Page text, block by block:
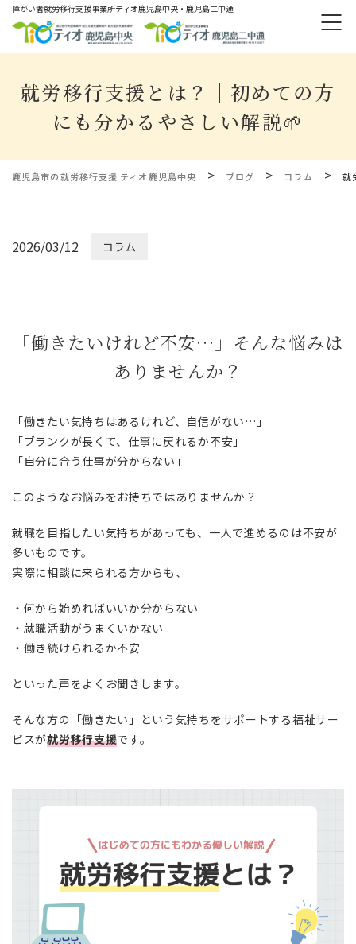
障がい者就労移⾏⽀援事業所ティオ⿅児島中央・鹿児島二中通
就労移行支援とは？｜初めての方
にも分かるやさしい解説🌱
鹿児島市の就労移行支援 ティオ鹿児島中央 > ブログ > コラム > 就
2026/03/12 コラム
「働きたいけれど不安…」そんな悩みは
ありませんか？
「働きたい気持ちはあるけれど、自信がない…」
「ブランクが長くて、仕事に戻れるか不安」
「自分に合う仕事が分からない」
このようなお悩みをお持ちではありませんか？
就職を目指したい気持ちがあっても、一人で進めるのは不安が
多いものです。
実際に相談に来られる方からも、
・何から始めればいいか分からない
・就職活動がうまくいかない
・働き続けられるか不安
といった声をよくお聞きします。
そんな方の「働きたい」という気持ちをサポートする福祉サー
ビスが就労移行支援です。